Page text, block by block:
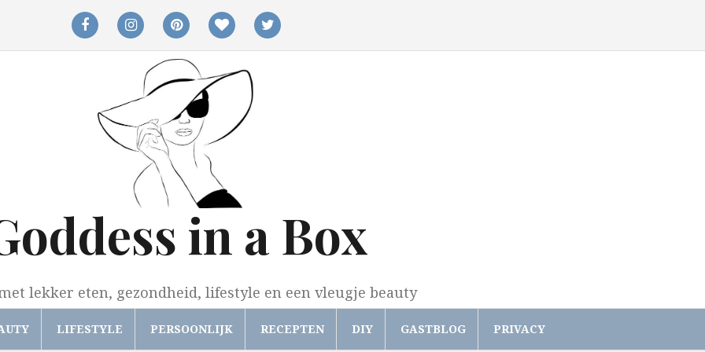
facebookinstagrampinterestbloglovintwitter
in a Box
lekker eten, gezondheid, lifestyle en een vleugje beauty
LIFESTYLE PERSOONLIJK RECEPTEN DIY GASTBLOG PRIVACY